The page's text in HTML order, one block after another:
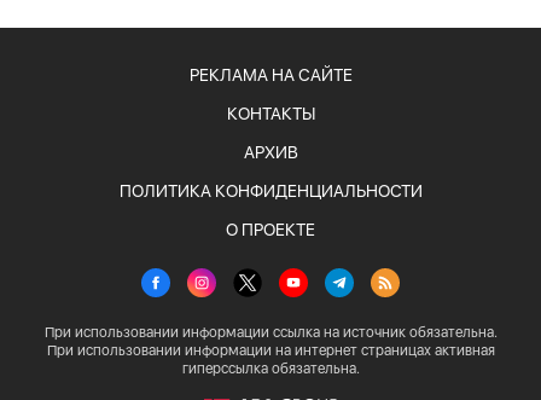
РЕКЛАМА НА САЙТЕ
КОНТАКТЫ
АРХИВ
ПОЛИТИКА КОНФИДЕНЦИАЛЬНОСТИ
О ПРОЕКТЕ
При использовании информации ссылка на источник обязательна.
При использовании информации на интернет страницах активная
гиперссылка обязательна.